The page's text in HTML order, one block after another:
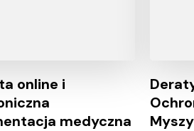
online i
medyczna